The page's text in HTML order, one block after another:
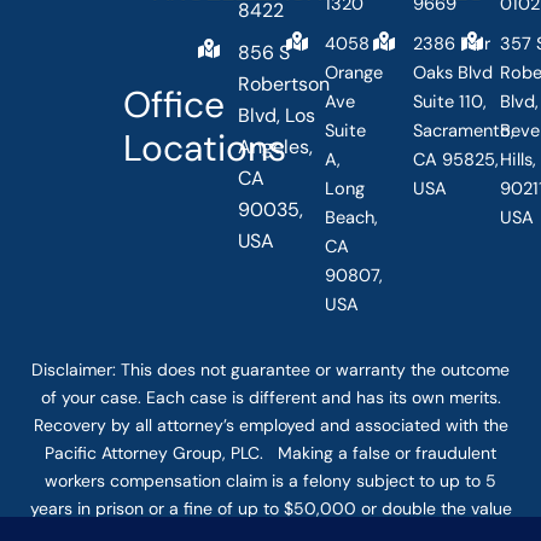
Office
Locations
8422
856 S
Robertson
Blvd, Los
Angeles,
CA
90035,
USA
4058
Orange
Ave
Suite
A,
Long
Beach,
CA
90807,
USA
2386 Fair
Oaks Blvd
Suite 110,
Sacramento,
CA 95825,
USA
357
Blvd,
USA
Disclaimer: This does not guarantee or warranty the outcome
of your case. Each case is different and has its own merits.
Recovery by all attorney’s employed and associated with the
Pacific Attorney Group, PLC. Making a false or fraudulent
workers compensation claim is a felony subject to up to 5
years in prison or a fine of up to $50,000 or double the value